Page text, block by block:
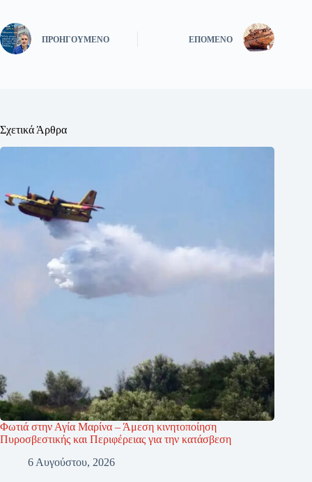
ΠΡΟΗΓΟΎΜΕΝΟ ΕΠΌΜΕΝΟ
Σχετικά Άρθρα
Φωτιά στην Αγία Μαρίνα – Άμεση κινητοποίηση
Πυροσβεστικής και Περιφέρειας για την κατάσβεση
6 Αυγούστου, 2026